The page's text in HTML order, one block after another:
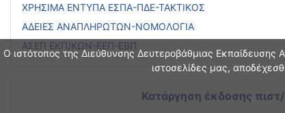
Ο ιστότοπος της Διεύθυνσης Δευτεροβάθμιας Εκπαίδευσης
ιστοσελίδες μας,
ΧΡΗΣΙΜΑ ΕΝΤΥΠΑ ΕΣΠΑ-ΠΔΕ-ΤΑΚΤΙΚΟΣ
ΑΔΕΙΕΣ ΑΝΑΠΛΗΡΩΤΩΝ-ΝΟΜΟΛΟΓΙΑ
ΑΣΕΠ ΕΚΠ/ΚΩΝ-ΕΕΠ-ΕΒΠ
Κατάργηση έκδοσης